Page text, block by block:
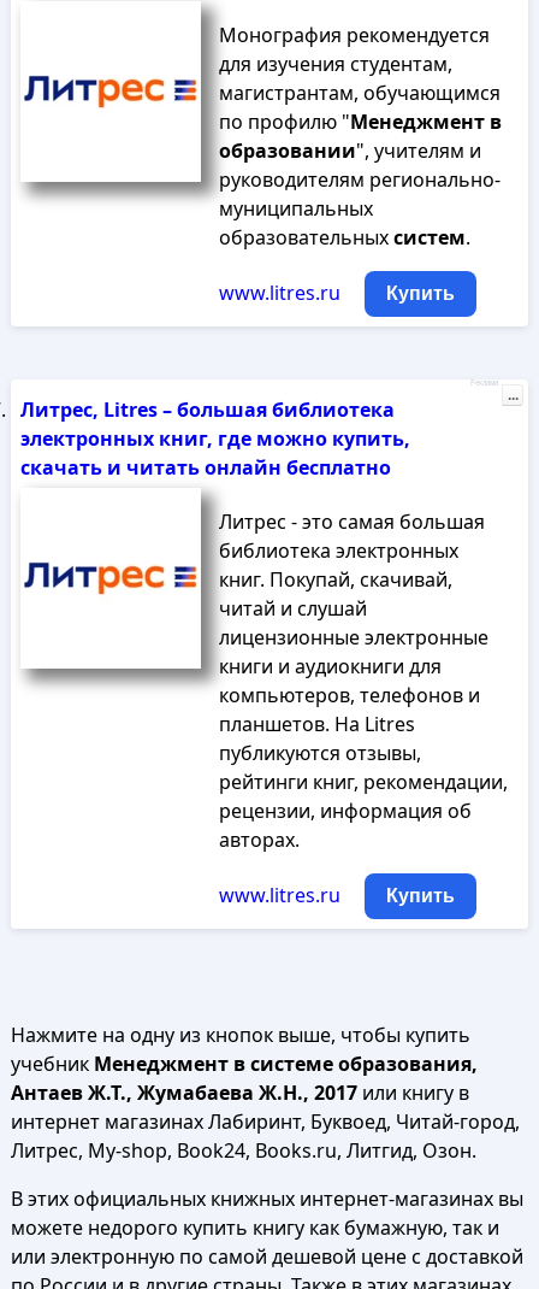
Монография рекомендуется
для изучения студентам,
магистрантам, обучающимся
по профилю "Менеджмент в
образовании", учителям и
руководителям регионально-
муниципальных
образовательныхсистем.
www.litres.ru Купить
Литрес, Litres – большая библиотека
электронных книг, где можно купить,
скачать и читать онлайн бесплатно
Литрес - это самая большая
библиотека электронных
книг. Покупай, скачивай,
читай и слушай
лицензионные электронные
книги и аудиокниги для
компьютеров, телефонов и
планшетов. На Litres
публикуются отзывы,
рейтинги книг, рекомендации,
рецензии, информация об
авторах.
www.litres.ru Купить
Реклама
...
Нажмите на одну из кнопок выше, чтобы купить
учебник Менеджмент в системе образования,
Антаев Ж.Т., Жумабаева Ж.Н., 2017или книгу в
интернет магазинах Лабиринт, Буквоед, Читай-город,
Литрес, My-shop, Book24, Books.ru, Литгид, Озон.
В этих официальных книжных интернет-магазинах вы
можете недорого купить книгу как бумажную, так и
или электронную по самой дешевой цене с доставкой